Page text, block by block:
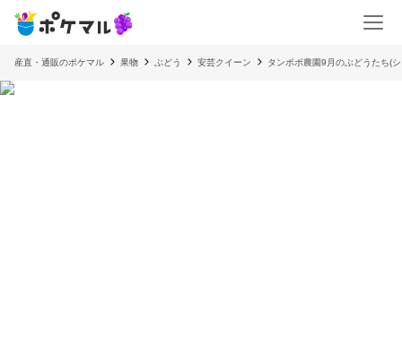
産直・通販のポケマル 果物 ぶどう 安芸クイーン タンポポ農園9月のぶどうたち(